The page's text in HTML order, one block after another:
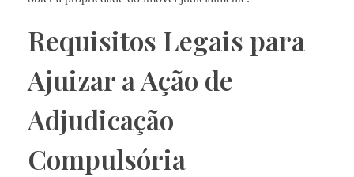
Requisitos Legais para
Ajuizar a Ação de
Adjudicação
Compulsória